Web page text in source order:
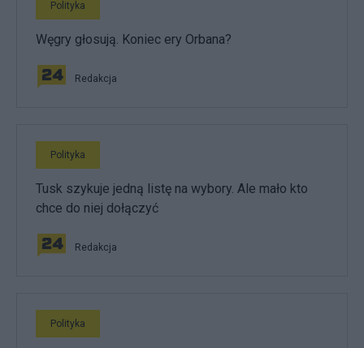
Polityka
Węgry głosują. Koniec ery Orbana?
Redakcja
Polityka
Tusk szykuje jedną listę na wybory. Ale mało kto
chce do niej dołączyć
Redakcja
Polityka